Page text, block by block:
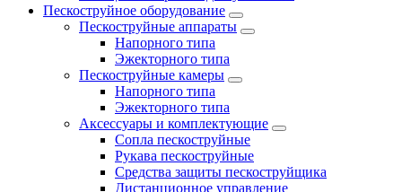
Пескоструйное оборудование
Пескоструйные аппараты
Напорного типа
Эжекторного типа
Пескоструйные камеры
Напорного типа
Эжекторного типа
Аксессуары и комплектующие
Сопла пескоструйные
Рукава пескоструйные
Средства защиты пескоструйщика
Дистанционное управление